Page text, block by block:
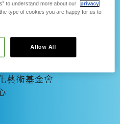
U-start創新創業計畫
藝術基金會
to understand more about our
privacy
type of cookies you are happy for us to
Allow All